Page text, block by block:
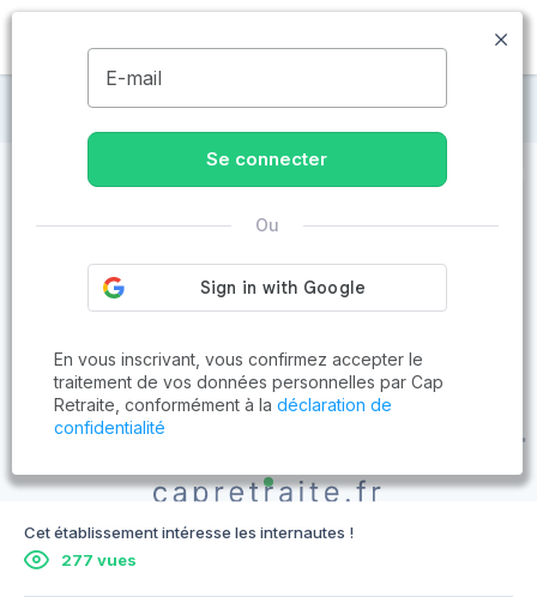
MENU
Maisons de retraite à Martres-Tolosane
Cet établissement intéresse les internautes !
277 vues
E-mail
Se connecter
Ou
En vous inscrivant, vous confirmez accepter le
traitement de vos données personnelles par Cap
Retraite, conformément à la déclaration de
confidentialité